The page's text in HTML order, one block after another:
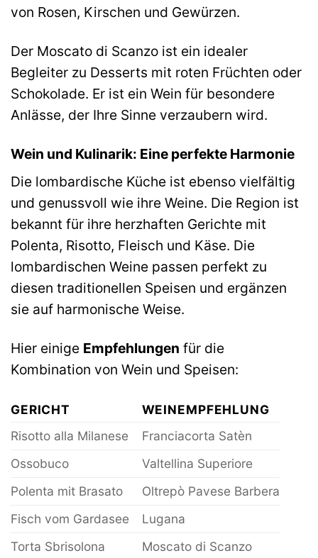
von Rosen, Kirschen und Gewürzen.
Der Moscato di Scanzo ist ein idealer
Begleiter zu Desserts mit roten Früchten oder
Schokolade. Er ist ein Wein für besondere
Anlässe, der Ihre Sinne verzaubern wird.
Wein und Kulinarik: Eine perfekte Harmonie
Die lombardische Küche ist ebenso vielfältig
und genussvoll wie ihre Weine. Die Region ist
bekannt für ihre herzhaften Gerichte mit
Polenta, Risotto, Fleisch und Käse. Die
lombardischen Weine passen perfekt zu
diesen traditionellen Speisen und ergänzen
sie auf harmonische Weise.
Hier einige Empfehlungen für die
Kombination von Wein und Speisen:
GERICHT
WEINEMPFEHLUNG
Risotto alla Milanese
Franciacorta Satèn
Ossobuco
Valtellina Superiore
Polenta mit Brasato
Oltrepò Pavese Barbera
Fisch vom Gardasee
Lugana
Torta Sbrisolona
Moscato di Scanzo